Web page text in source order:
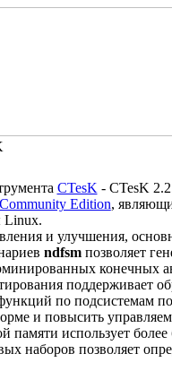
CTesK - CTesK
Edition,
Linux.
и улучшения,
ndfsm позволяет
конечных
поддерживает
по подсистемам
и повысить
памяти использует
наборов позволяет